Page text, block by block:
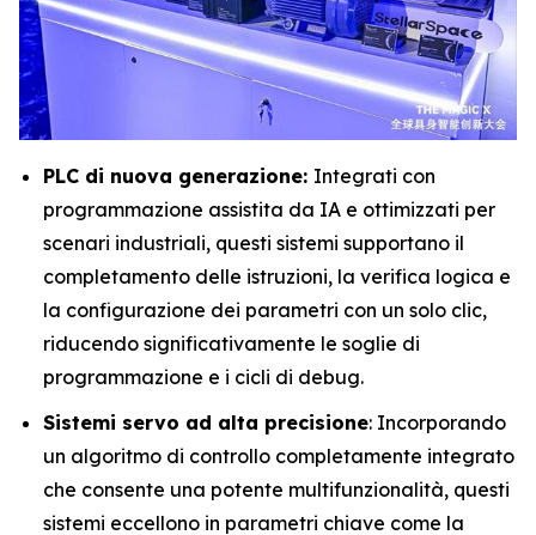
PLC di nuova generazione: Integrati con
programmazione assistita da IA e ottimizzati per
scenari industriali, questi sistemi supportano il
completamento delle istruzioni, la verifica logica e
la configurazione dei parametri con un solo clic,
riducendo significativamente le soglie di
programmazione e i cicli di debug.
Sistemi servo ad alta precisione: Incorporando
un algoritmo di controllo completamente integrato
che consente una potente multifunzionalità, questi
sistemi eccellono in parametri chiave come la